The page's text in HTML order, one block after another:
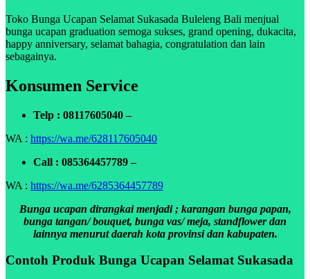
Toko Bunga Ucapan Selamat Sukasada Buleleng Bali menjual
bunga ucapan graduation semoga sukses, grand opening, dukacita,
happy anniversary, selamat bahagia, congratulation dan lain
sebagainya.
Konsumen Service
Telp : 08117605040 –
WA : https://wa.me/628117605040
Call : 085364457789 –
WA : https://wa.me/6285364457789
Bunga ucapan dirangkai menjadi ; karangan bunga papan,
bunga tangan/ bouquet, bunga vas/ meja, standflower dan
lainnya menurut daerah kota provinsi dan kabupaten.
Contoh Produk Bunga Ucapan Selamat Sukasada